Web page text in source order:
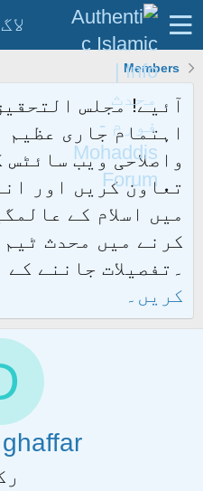
Members
آئیے! مجلس
اہتمام جاری عظیم
واصلاحی ویب
تعاون کریں اور
میں اسلام کے
کرنے میں محدث
۔تفصیلات جاننے کے
کریں۔